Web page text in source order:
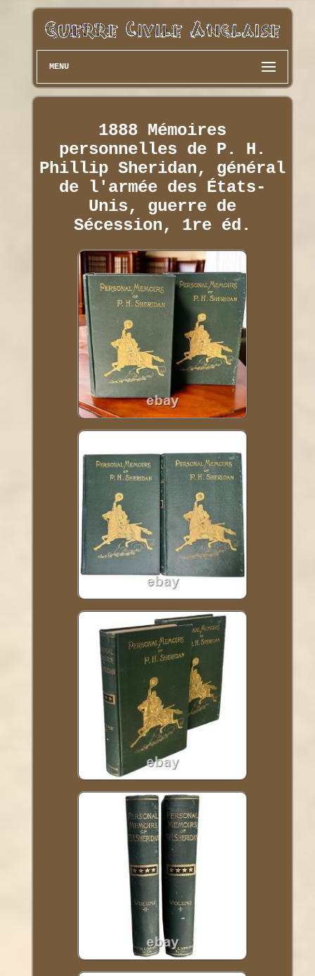
MENU
1888 Mémoires
personnelles de P. H.
Phillip Sheridan, général
de l'armée des États-
Unis, guerre de
Sécession, 1re éd.